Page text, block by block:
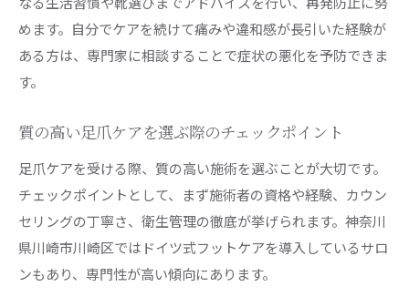
めます。自分でケアを続けて痛みや違和感が長引いた経験が
ある方は、専門家に相談することで症状の悪化を予防できま
す。
質の高い足爪ケアを選ぶ際のチェックポイント
足爪ケアを受ける際、質の高い施術を選ぶことが大切です。
チェックポイントとして、まず施術者の資格や経験、カウン
セリングの丁寧さ、衛生管理の徹底が挙げられます。神奈川
県川崎市川崎区ではドイツ式フットケアを導入しているサロ
ンもあり、専門性が高い傾向にあります。